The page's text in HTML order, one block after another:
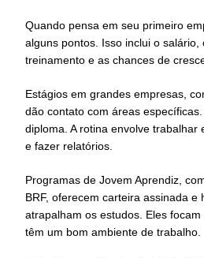
Quando pensa em seu primeiro
alguns pontos. Isso inclui o salário,
treinamento e as chances de
Estágios em grandes empresas,
dão contato com áreas
diploma. A rotina envolve trabalhar
e fazer relatórios.
Programas de Jovem Aprendiz,
BRF, oferecem carteira assinada e
atrapalham os estudos. Eles
têm um bom ambiente de trabalho.